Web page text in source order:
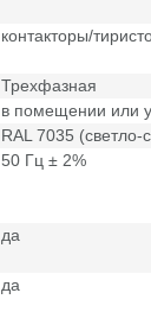
контакторы/
Трехфазная
в помещении или
RAL 7035 (светло-
50 Гц ± 2%
да
да